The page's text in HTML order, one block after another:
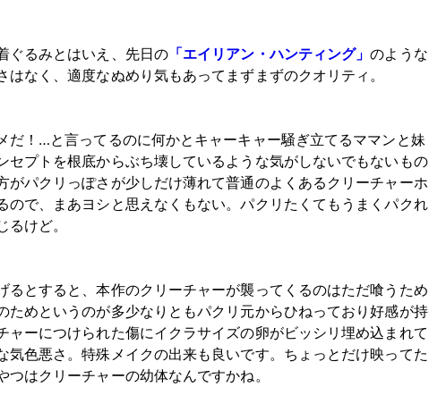
ぐるみとはいえ、先日の「エイリアン・ハンティング」のような
はなく、適度なぬめり気もあってまずまずのクオリティ。
だ！…と言ってるのに何かとキャーキャー騒ぎ立てるママンと妹
セプトを根底からぶち壊しているような気がしないでもないもの
がパクリっぽさが少しだけ薄れて普通のよくあるクリーチャーホ
ので、まあヨシと思えなくもない。パクリたくてもうまくパクれ
けど。
るとすると、本作のクリーチャーが襲ってくるのはただ喰うため
ためというのが多少なりともパクリ元からひねっており好感が持
ャーにつけられた傷にイクラサイズの卵がビッシリ埋め込まれて
気色悪さ。特殊メイクの出来も良いです。ちょっとだけ映ってた
つはクリーチャーの幼体なんですかね。